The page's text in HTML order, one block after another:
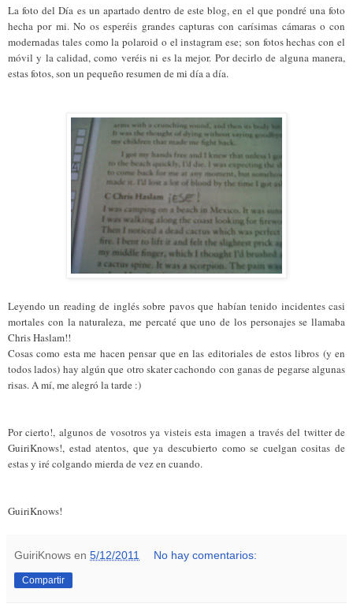
La foto del Día es un apartado dentro de este blog, en el que pondré una foto
hecha por mi. No os esperéis grandes capturas con carísimas cámaras o con
modernadas tales como la polaroid o el instagram ese; son fotos hechas con el
móvil y la calidad, como veréis ni es la mejor. Por decirlo de alguna manera,
estas fotos, son un pequeño resumen de mi día a día.
Leyendo un reading de inglés sobre pavos que habían tenido incidentes casi
mortales con la naturaleza, me percaté que uno de los personajes se llamaba
Chris Haslam!!
Cosas como esta me hacen pensar que en las editoriales de estos libros (y en
todos lados) hay algún que otro skater cachondo con ganas de pegarse algunas
risas. A mí, me alegró la tarde :)
Por cierto!, algunos de vosotros ya visteis esta imagen a través del twitter de
GuiriKnows!, estad atentos, que ya descubierto como se cuelgan cositas de
estas y iré colgando mierda de vez en cuando.
GuiriKnows!
GuiriKnows en 5/12/2011 No hay comentarios:
Compartir